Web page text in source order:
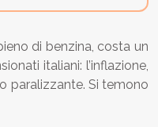
di benzina, costa un
italiani: l’inflazione,
paralizzante. Si temono